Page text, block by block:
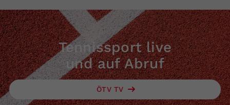
Tennissport live
und auf Abruf
ÖTV TV